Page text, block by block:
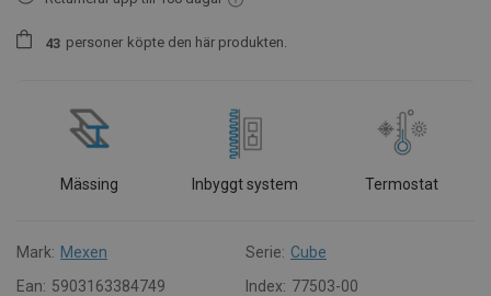
43 personer köpte den här produkten.
Mässing Inbyggt system Termostat
Mark: Mexen Serie: Cube
Ean: 5903163384749 Index: 77503-00